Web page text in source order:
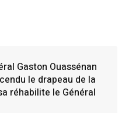
Gaston Ouassénan
le drapeau de la
réhabilite le Général